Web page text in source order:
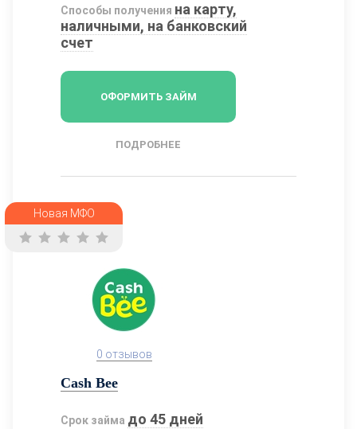
Способы получения на карту,
наличными, на банковский
счет
ОФОРМИТЬ ЗАЙМ
ПОДРОБНЕЕ
Новая МФО
0 отзывов
Cash Bee
Срок займа до 45 дней